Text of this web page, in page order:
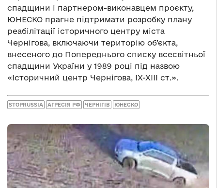
спадщини і партнером-виконавцем проєкту,
ЮНЕСКО прагне підтримати розробку плану
реабілітації історичного центру міста
Чернігова, включаючи територію об’єкта,
внесеного до Попереднього списку всесвітньої
спадщини України у 1989 році під назвою
«Історичний центр Чернігова, IX-XIII ст.».
STOPRUSSIA АГРЕСІЯ РФ ЧЕРНІГІВ ЮНЕСКО